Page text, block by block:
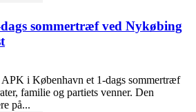
sommertræf ved Nykøbing
APK i København et 1-dags sommertræf
familie og partiets venner. Den
på...